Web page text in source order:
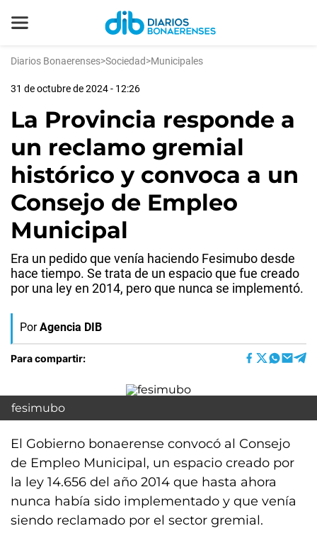
Diarios Bonaerenses>Sociedad>Municipales
31 de octubre de 2024 - 12:26
La Provincia responde a
un reclamo gremial
histórico y convoca a un
Consejo de Empleo
Municipal
Era un pedido que venía haciendo Fesimubo desde
hace tiempo. Se trata de un espacio que fue creado
por una ley en 2014, pero que nunca se implementó.
Por Agencia DIB
Para compartir:
fesimubo
El Gobierno bonaerense convocó al Consejo
de Empleo Municipal, un espacio creado por
la ley 14.656 del año 2014 que hasta ahora
nunca había sido implementado y que venía
siendo reclamado por el sector gremial.